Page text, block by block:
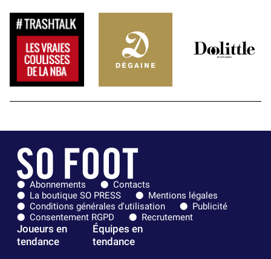
Abonnements
Contacts
La boutique SO PRESS
Mentions légales
Conditions générales d'utilisation
Publicité
Consentement RGPD
Recrutement
Joueurs en
tendance
Équipes en
tendance